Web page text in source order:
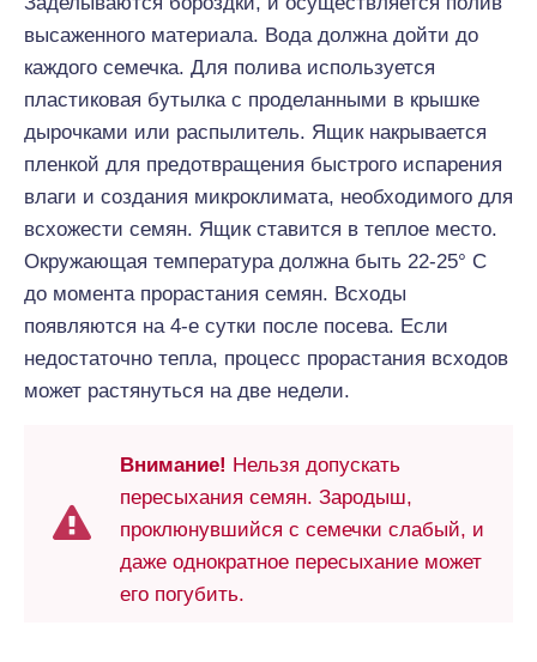
высаженного материала. Вода должна дойти до
каждого семечка. Для полива используется
пластиковая бутылка с проделанными в крышке
дырочками или распылитель. Ящик накрывается
пленкой для предотвращения быстрого испарения
влаги и создания микроклимата, необходимого для
всхожести семян. Ящик ставится в теплое место.
Окружающая температура должна быть 22-25° С
до момента прорастания семян. Всходы
появляются на 4-е сутки после посева. Если
недостаточно тепла, процесс прорастания всходов
может растянуться на две недели.
Внимание! Нельзя допускать
пересыхания семян. Зародыш,
проклюнувшийся с семечки слабый, и
даже однократное пересыхание может
его погубить.